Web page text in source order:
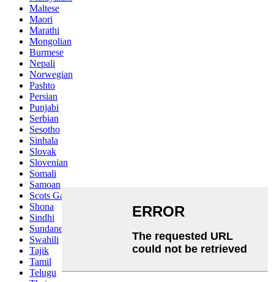
Maltese
Maori
Marathi
Mongolian
Burmese
Nepali
Norwegian
Pashto
Persian
Punjabi
Serbian
Sesotho
Sinhala
Slovak
Slovenian
Somali
Samoan
Scots Gaelic
Shona
Sindhi
Sundanese
Swahili
Tajik
Tamil
Telugu